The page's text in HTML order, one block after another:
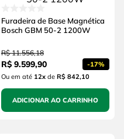
Furadeira de Base Magnética
Bosch GBM 50-2 1200W
R$ 11.556,18
R$ 9.599,90 -17%
Ou em até 12xde R$ 842,10
ADICIONAR AO CARRINHO